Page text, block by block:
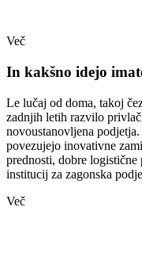
Več
In kakšno idejo
Le lučaj od doma, takoj
zadnjih letih razvilo
novoustanovljena
povezujejo inovativne
prednosti, dobre logistične
institucij za zagonska
Več